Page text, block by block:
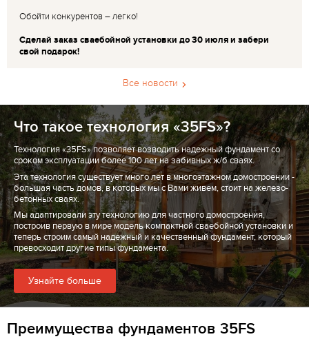
Обойти конкурентов – легко!
Сделай заказ сваебойной установки до 30 июля и забери
свой подарок!
Все новости
Что такое технология «35FS»?
Технология «35FS» позволяет возводить надежный фундамент со
сроком эксплуатации более 100 лет на забивных ж/б сваях.
Эта технология существует много лет в многоэтажном домостроении -
большая часть домов, в которых мы с Вами живем, стоит на железо-
бетонных сваях.
Мы адаптировали эту технологию для частного домостроения,
построив первую в мире модель компактной сваебойной установки и
теперь строим самый надежный и качественный фундамент, который
превосходит другие типы фундамента.
Узнайте больше
Преимущества фундаментов 35FS